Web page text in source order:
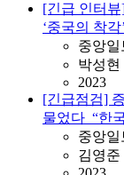
[긴급 인터
‘중국의 착
중앙일
박성현
2023
[긴급점검]
물었다_“한
중앙일
김영준